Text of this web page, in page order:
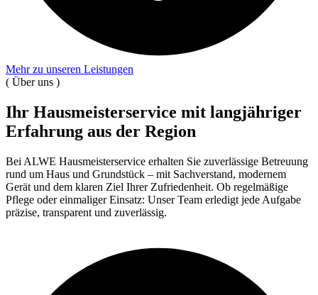
Mehr zu unseren Leistungen
( Über uns )
Ihr Hausmeisterservice mit langjähriger
Erfahrung aus der Region
Bei ALWE Hausmeisterservice erhalten Sie zuverlässige Betreuung
rund um Haus und Grundstück – mit Sachverstand, modernem
Gerät und dem klaren Ziel Ihrer Zufriedenheit. Ob regelmäßige
Pflege oder einmaliger Einsatz: Unser Team erledigt jede Aufgabe
präzise, transparent und zuverlässig.